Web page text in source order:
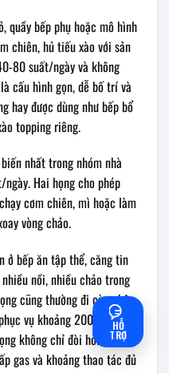
quầy bếp phụ hoặc mô hình
chiên, hủ tiếu xào với sản
80 suất/ngày và không
cấu hình gọn, dễ bố trí và
hay được dùng như bếp bổ
topping riêng.
nhất trong nhóm nhà
Hai họng cho phép
cơm chiên, mì hoặc làm
vòng chảo.
ở bếp ăn tập thể, căng tin
nồi, nhiều chảo trong
cũng thường đi cùng hệ
vụ khoảng 200 suất ăn
không chỉ đòi hỏi mặt
gas và khoảng thao tác đủ
HỖ
TRỢ